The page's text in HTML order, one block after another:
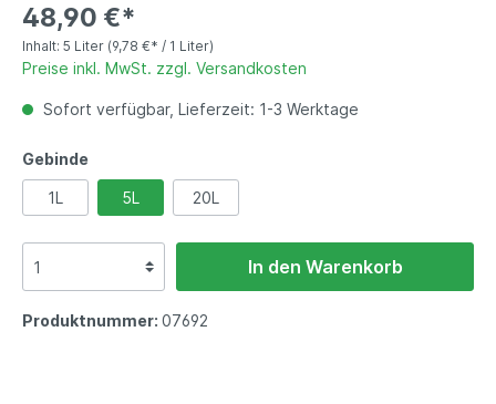
48,90 €*
Inhalt: 5 Liter (9,78 €* / 1 Liter)
Preise inkl. MwSt. zzgl. Versandkosten
Sofort verfügbar, Lieferzeit: 1-3 Werktage
Gebinde
1L 5L 20L
In den Warenkorb
Produktnummer: 07692